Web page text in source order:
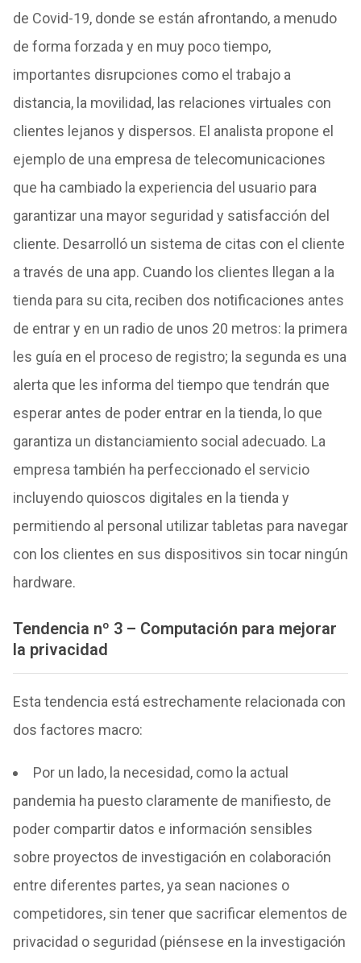
de Covid-19, donde se están afrontando, a menudo
de forma forzada y en muy poco tiempo,
importantes disrupciones como el trabajo a
distancia, la movilidad, las relaciones virtuales con
clientes lejanos y dispersos. El analista propone el
ejemplo de una empresa de telecomunicaciones
que ha cambiado la experiencia del usuario para
garantizar una mayor seguridad y satisfacción del
cliente. Desarrolló un sistema de citas con el cliente
a través de una app. Cuando los clientes llegan a la
tienda para su cita, reciben dos notificaciones antes
de entrar y en un radio de unos 20 metros: la primera
les guía en el proceso de registro; la segunda es una
alerta que les informa del tiempo que tendrán que
esperar antes de poder entrar en la tienda, lo que
garantiza un distanciamiento social adecuado. La
empresa también ha perfeccionado el servicio
incluyendo quioscos digitales en la tienda y
permitiendo al personal utilizar tabletas para navegar
con los clientes en sus dispositivos sin tocar ningún
hardware.
Tendencia nº 3 – Computación para mejorar
la privacidad
Esta tendencia está estrechamente relacionada con
dos factores macro:
Por un lado, la necesidad, como la actual
pandemia ha puesto claramente de manifiesto, de
poder compartir datos e información sensibles
sobre proyectos de investigación en colaboración
entre diferentes partes, ya sean naciones o
competidores, sin tener que sacrificar elementos de
privacidad o seguridad (piénsese en la investigación